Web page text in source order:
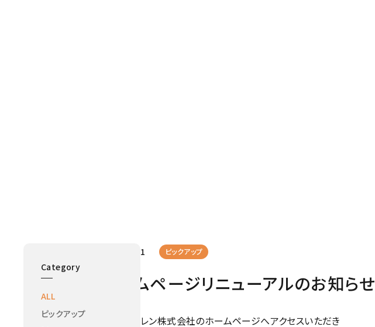
Category
ALL
ピックアップ
2022.07.01 ピックアップ
ホームページリニューアルのお知らせ
ニホン・ドレン株式会社のホームページへアクセスいただき